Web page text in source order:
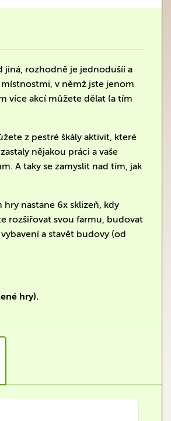
jiná, rozhodně je jednodušíí a
v němž jste jenom
více akcí můžete dělat (a tím
z pestré škály aktivit, které
nějakou práci a vaše
A taky se zamyslit nad tím, jak
hry nastane 6x sklizeň, kdy
rozšiřovat svou farmu, budovat
a stavět budovy (od
hry).